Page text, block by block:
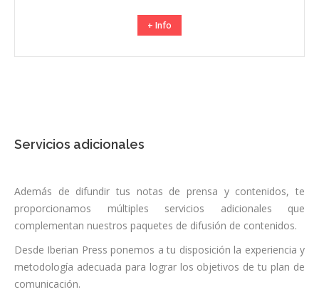
+ Info
Servicios adicionales
Además de difundir tus notas de prensa y contenidos, te
proporcionamos múltiples servicios adicionales que
complementan nuestros paquetes de difusión de contenidos.
Desde Iberian Press ponemos a tu disposición la experiencia y
metodología adecuada para lograr los objetivos de tu plan de
comunicación.